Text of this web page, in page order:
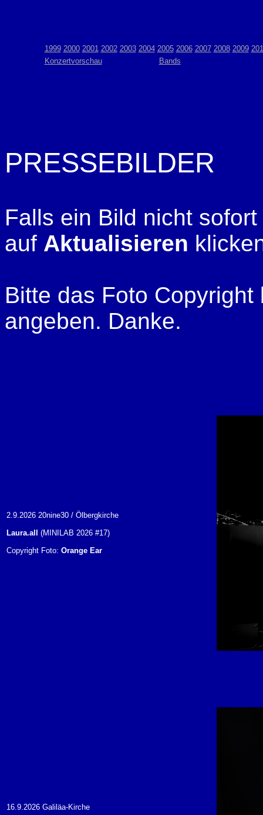
1999 2000 2001 2002 2003 2004 2005 2006 2007 2008 2009
Konzertvorschau
Bands
PRESSEBILDER
Falls ein Bild nicht
auf Aktualisieren
Bitte das Foto
angeben. Danke.
2.9.2026 20nine30 / Ölbergkirche
Laura.all
(MINILAB 2026 #17)
Copyright Foto: Orange Ear
16.9.2026 Galiläa-Kirche